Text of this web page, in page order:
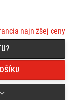
najnižšej ceny